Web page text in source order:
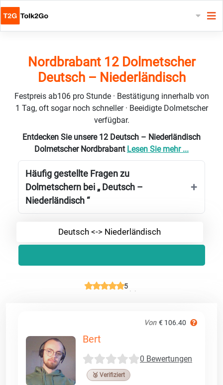
Nordbrabant 12 Dolmetscher
Deutsch – Niederländisch
Festpreis ab106 pro Stunde · Bestätigung innerhalb von
1 Tag, oft sogar noch schneller · Beeidigte Dolmetscher
verfügbar.
Entdecken Sie unsere 12 Deutsch – Niederländisch
Dolmetscher Nordbrabant Lesen Sie mehr ...
Häufig gestellte Fragen zu
Dolmetschern bei „ Deutsch –
Niederländisch “
Deutsch <-> Niederländisch
5
Von € 106.40
Bert
0 Bewertungen
🥉 Verifiziert